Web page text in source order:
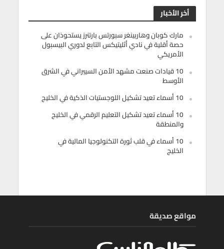
أخر الأخبار
مارك كوبان وهاربينغر سبورتس بارتنرز يستحوذان على
حصة أقلية في نادي أثليتيكس التابع لدوري البيسبول
الأمريكي
10 قيادات صنعت مشهد الأمن السيبراني في الشرق
الأوسط
10 أسماء تعيد تشكيل اللوجستيات الذكية في الخليج
10 أسماء تعيد تشكيل التعليم الرقمي في الخليج
والمنطقة
10 أسماء في قلب ثورة التكنولوجيا المالية في
الخليج
مواقع صديقة